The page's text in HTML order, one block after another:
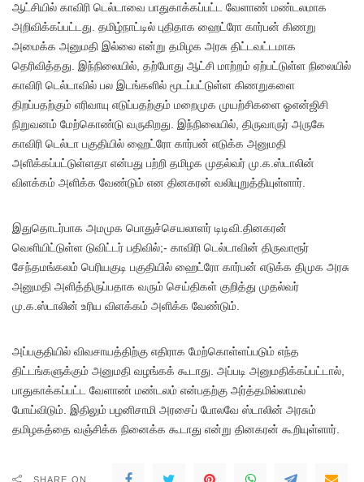
ஆட்சியில் காவிரி டெல்டாவை பாதுகாக்கப்பட்ட வேளாண் மண்டலமாக
அறிவிக்கப்பட்டது. தமிழ்நாட்டில் புதிதாக ஹைட்ரோ கார்பன் கிணறு
அமைக்க அனுமதி இல்லை என்று தமிழக அரசு திட்டவட்டமாக
தெரிவித்தது. இந்நிலையில், தற்போது ஆட்சி மாற்றம் ஏற்பட்டுள்ள நிலையில்
காவிரி டெல்டாவில் பல இடங்களில் மூடப்பட்டுள்ள கிணறுகளை
திறப்பதற்கும் எரிவாயு எடுப்பதற்கும் மறைமுக முயற்சிகளை ஓஎன்ஜிசி
நிறுவனம் மேற்கொண்டு வருகிறது. இந்நிலையில், திருவாருர் அருகே
காவிரி டெல்டா பகுதியில் ஹைட்ரோ கார்பன் எடுக்க அனுமதி
அளிக்கப்பட்டுள்ளதா என்பது பற்றி தமிழக முதல்வர் மு.க.ஸ்டாலின்
விளக்கம் அளிக்க வேண்டும் என தினகரன் வலியுறுத்தியுள்ளார்.
இதுதொடர்பாக அமமுக பொதுச்செயலாளர் டிடிவி.தினகரன்
வெளியிட்டுள்ள டுவிட்டர் பதிவில்;- காவிரி டெல்டாவின் திருவாரூர்
சேந்தமங்கலம் பெரியகுடி பகுதியில் ஹைட்ரோ கார்பன் எடுக்க திமுக அரசு
அனுமதி அளித்திருப்பதாக வரும் செய்திகள் குறித்து முதல்வர்
மு.க.ஸ்டாலின் உரிய விளக்கம் அளிக்க வேண்டும்.
அப்பகுதியில் விவசாயத்திற்கு எதிராக மேற்கொள்ளப்படும் எந்த
திட்டங்களுக்கும் அனுமதி வழங்கக் கூடாது. அப்படி அனுமதிக்கப்பட்டால்,
பாதுகாக்கப்பட்ட வேளாண் மண்டலம் என்பதற்கு அர்த்தமில்லாமல்
போய்விடும். இதிலும் பழனிசாமி அரசைப் போலவே ஸ்டாலின் அரசும்
தமிழகத்தை வஞ்சிக்க நினைக்க கூடாது என்று தினகரன் கூறியுள்ளார்.
SHARE ON